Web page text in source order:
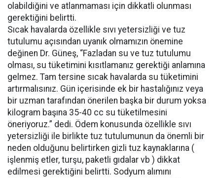
olabildiğini ve atlanmaması için dikkatli olunması
gerektiğini belirtti.
Sıcak havalarda özellikle sıvı yetersizliği ve tuz
tutulumu açısından uyanık olmamızın önemine
değinen Dr. Güneş, “Fazladan su ve tuz tutulumu
olması, su tüketimini kısıtlamanız gerektiği anlamına
gelmez. Tam tersine sıcak havalarda su tüketimini
artırmalısınız. Gün içerisinde ek bir hastalığınız veya
bir uzman tarafından önerilen başka bir durum yoksa
kilogram başına 35-40 cc su tüketilmesini
öneriyoruz.” dedi. Ödem konusunda özellikle sıvı
yetersizliği ile birlikte tuz tutulumunun da önemli bir
neden olduğunu belirtirken gizli tuz kaynaklarına (
işlenmiş etler, turşu, paketli gıdalar vb ) dikkat
edilmesi gerektiğini belirtti. Sodyum alımını